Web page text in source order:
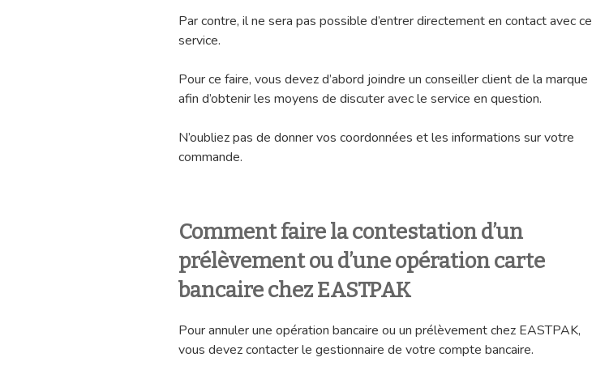
Par contre, il ne sera pas possible d’entrer directement en contact avec ce
service.
Pour ce faire, vous devez d’abord joindre un conseiller client de la marque
afin d’obtenir les moyens de discuter avec le service en question.
N’oubliez pas de donner vos coordonnées et les informations sur votre
commande.
Comment faire la contestation d’un
prélèvement ou d’une opération carte
bancaire chez EASTPAK
Pour annuler une opération bancaire ou un prélèvement chez EASTPAK,
vous devez contacter le gestionnaire de votre compte bancaire.